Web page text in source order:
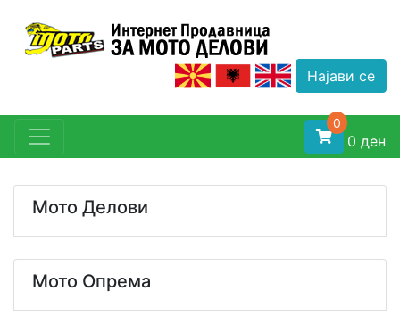
Најави се
0
0 ден
Мото Делови
Одбери Бренд
Мото Опрема